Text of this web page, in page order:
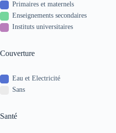
Primaires et maternels
Enseignements secondaires
Instituts universitaires
Couverture
Eau et Electricité
Sans
Santé